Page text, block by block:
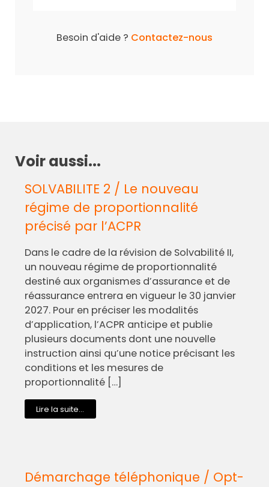
Besoin d'aide ? Contactez-nous
Voir aussi...
SOLVABILITE 2 / Le nouveau
régime de proportionnalité
précisé par l’ACPR
Dans le cadre de la révision de Solvabilité II,
un nouveau régime de proportionnalité
destiné aux organismes d’assurance et de
réassurance entrera en vigueur le 30 janvier
2027. Pour en préciser les modalités
d’application, l’ACPR anticipe et publie
plusieurs documents dont une nouvelle
instruction ainsi qu’une notice précisant les
conditions et les mesures de
proportionnalité […]
Lire la suite...
Démarchage téléphonique / Opt-